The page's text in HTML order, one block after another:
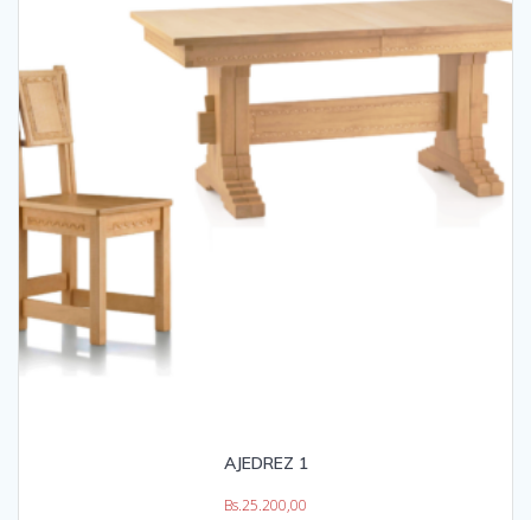
AJEDREZ 1
Bs.25.200,00